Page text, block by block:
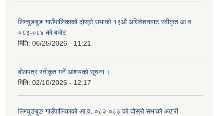
लिम्चुङबुङ गाउँपालिकाको दोस्रो सभाको १९औं अधिवेशनबाट स्वीकृत आ.व.
०८३-०८४ को बजेट
मिति: 06/25/2026 - 11:21
बोलपत्र स्वीकृत गर्ने आशयको सूचना ।
मिति: 02/10/2026 - 12:17
लिम्चुङबुङ गाउँपालिकाको आ.व. ०८२-०८३ को दोस्रो सभाको अठारौं